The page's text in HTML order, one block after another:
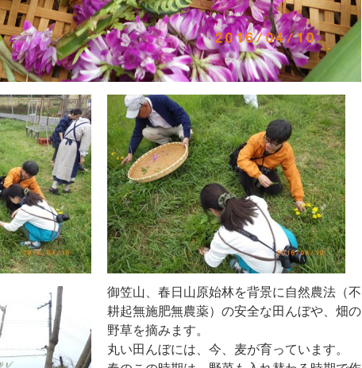
御笠山、春日山原始林を背景に自然農法（不
耕起無施肥無農薬）の安全な田んぼや、畑の
野草を摘みます。
丸い田んぼには、今、麦が育っています。